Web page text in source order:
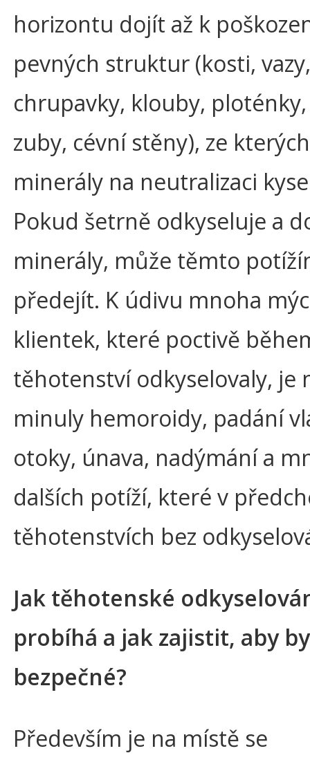
horizontu dojít až k
pevných struktur (kosti,
chrupavky, klouby,
zuby, cévní stěny), ze
minerály na neutralizaci
Pokud šetrně odkyseluje a
minerály, může těmto
předejít. K údivu mnoha
klientek, které poctivě
těhotenství odkyselovaly, je
minuly hemoroidy, padání
otoky, únava, nadýmání a
dalších potíží, které v
těhotenstvích bez
Jak těhotenské
probíhá a jak zajistit, aby
bezpečné?
Především je na místě se